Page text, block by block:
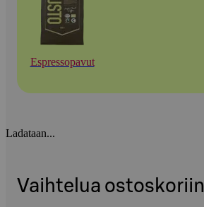
Espressopavut
Ladataan...
Vaihtelua ostoskoriin